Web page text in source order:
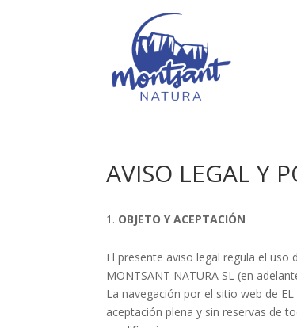
AVISO LEGAL Y
OBJETO Y ACEPTACIÓN
El presente aviso legal regula el uso
MONTSANT NATURA SL (en
La navegación por el sitio web de
aceptación plena y sin reservas de